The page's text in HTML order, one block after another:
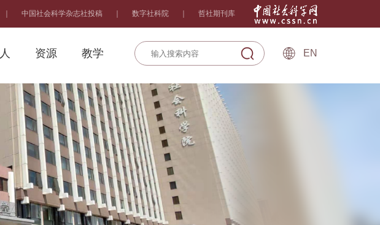
中国社会科学杂志社投稿 数字社科院 哲社期刊库
资源 教学 EN